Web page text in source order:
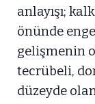
anlayışı;
önünde
gelişmenin
tecrübeli,
düzeyde